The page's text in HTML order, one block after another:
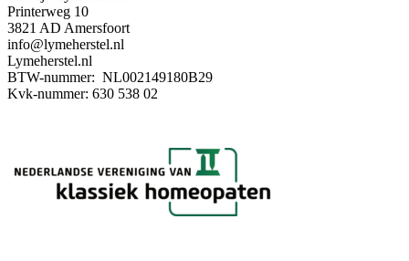
Printerweg 10
3821 AD Amersfoort
info@lymeherstel.nl
Lymeherstel.nl
BTW-nummer: NL002149180B29
Kvk-nummer: 630 538 02